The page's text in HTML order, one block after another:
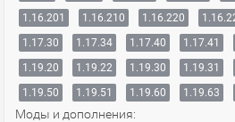
1.16.201
1.16.210 1.16.220
1.17.30
1.17.34 1.17.40 1.17.41
1.19.20
1.19.22 1.19.30 1.19.31
1.19.50
1.19.51 1.19.60 1.19.63
Моды и дополнения: